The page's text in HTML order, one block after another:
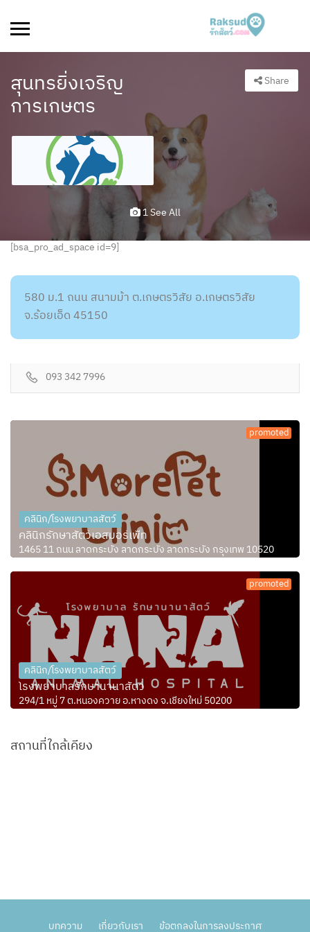
สุนทรยิ่งเจริญ
การเกษตร
Share
1 See All
[bsa_pro_ad_space id=9]
580 ม.1 ถนน สนามม้า ต.เกษตรวิสัย อ.เกษตรวิสัย
จ.ร้อยเอ็ด 45150
093 342 7996
promoted
คลินิก/โรงพยาบาลสัตว์
คลินิกรักษาสัตว์เอสมอร์เพ็ท
1465 11 ถนน ลาดกระบัง ลาดกระบัง ลาดกระบัง กรุงเทพ 10520
promoted
คลินิก/โรงพยาบาลสัตว์
โรงพยาบาลรักษานานาสัตว์
294/1 หมู่ 7 ต.หนองควาย อ.หางดง จ.เชียงใหม่ 50200
สถานที่ใกล้เคียง
บทความ เกี่ยวกับเรา ข้อตกลงในการลงประกาศ